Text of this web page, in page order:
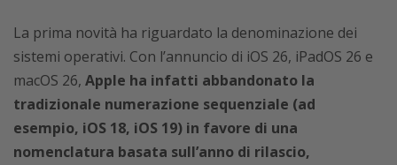
La prima novità ha riguardato la denominazione dei
sistemi operativi. Con l’annuncio di iOS 26, iPadOS 26 e
macOS 26, Apple ha infatti abbandonato la
tradizionale numerazione sequenziale (ad
esempio, iOS 18, iOS 19) in favore di una
nomenclatura basata sull’anno di rilascio,